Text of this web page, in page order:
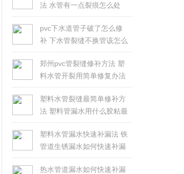
法 水管有一点裂痕怎么处
理？
pvc下水道管子破了怎么修
补 下水管裂缝不换管该怎么
修？
郑州pvc管裂缝修补方法 塑
料水管开裂用简单修复办法
塑料水管裂缝最简单修补方
法 塑料管漏水用什么胶粘最
好
塑料水管漏水快速补漏法 铁
管道生锈漏水如何快速补漏
热水管道漏水如何快速补漏